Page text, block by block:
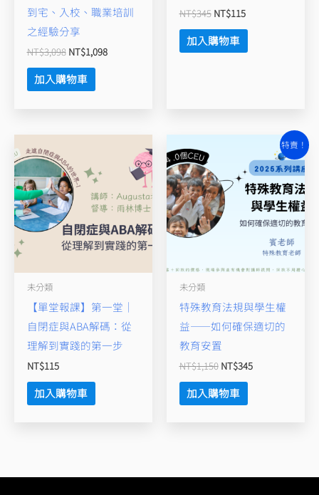
到宅、入校、職業培訓
之經驗分享
NT$3,098 NT$1,098
加入購物車
NT$345 NT$115
加入購物車
未分類
【單堂報課】第一堂｜
自閉症與ABA解碼：從
理解到實踐的第一步
NT$115
加入購物車
特賣！
未分類
特殊教育法規與學生權
益——如何確保適切的
教育安置
NT$1,150
格：
NT$1,150。
NT$345
價
格：
NT$345。
加入購物車